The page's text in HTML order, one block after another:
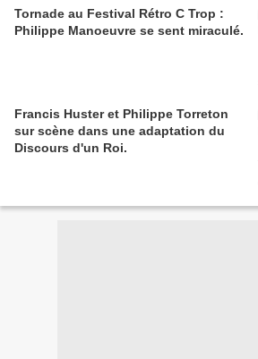
Tornade au Festival Rétro C Trop :
Philippe Manoeuvre se sent miraculé.
Francis Huster et Philippe Torreton
sur scène dans une adaptation du
Discours d'un Roi.